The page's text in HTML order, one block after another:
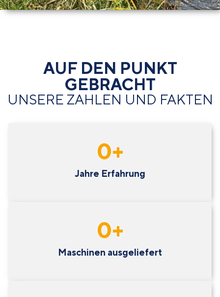
AUF DEN PUNKT
GEBRACHT
UNSERE ZAHLEN UND FAKTEN
Jahre Erfahrung
0+
Maschinen ausgeliefert
0+